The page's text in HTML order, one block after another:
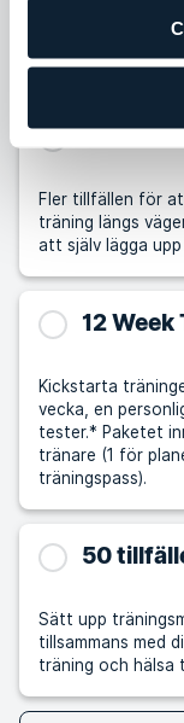
hand eller på
dig.
25
Fler tillfällen för
träning längs vägen. Om du tycker att det är
att själv lägga
12
Kickstarta
vecka, en
tester.* Paketet
tränare (1 för
träningspass).
50
Sätt upp
tillsammans med din
träning och hälsa